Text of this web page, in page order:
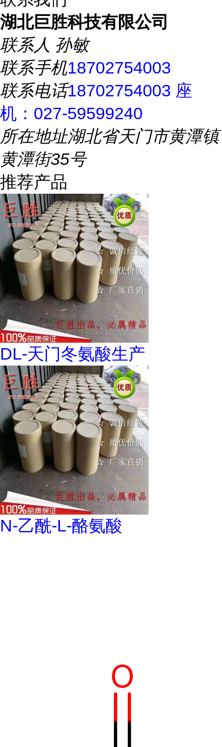
湖北巨胜科技有限公司
联系人 孙敏
联系手机18702754003
联系电话18702754003 座
机：027-59599240
所在地址湖北省天门市黄潭镇
黄潭街35号
推荐产品
DL-天门冬氨酸生产
N-乙酰-L-酪氨酸